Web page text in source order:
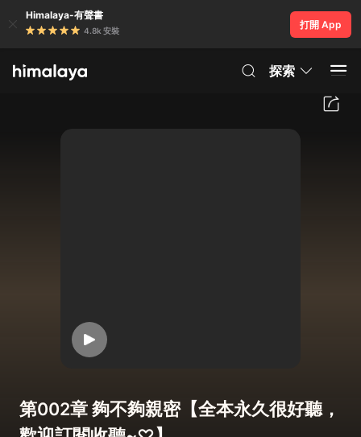
Himalaya-有聲書
4.8k 安裝
打開 App
探索
第002章 夠不夠親密【全本永久很好聽，